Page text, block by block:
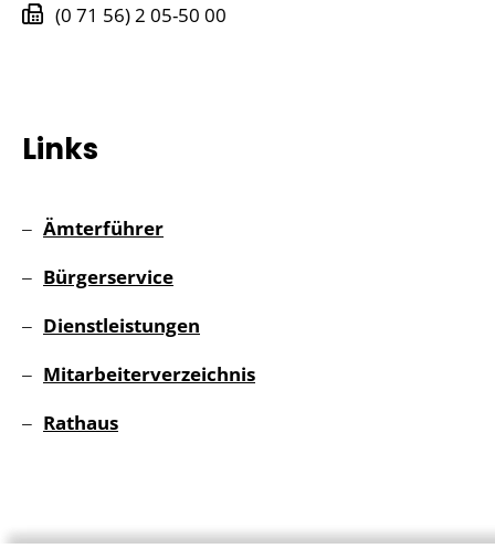
(0 71 56) 2 05-50 00
Links
Ämterführer
Bürgerservice
Dienstleistungen
Mitarbeiterverzeichnis
Rathaus